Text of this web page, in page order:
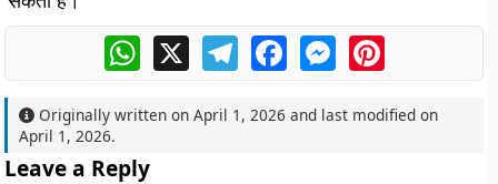
WhatsApp
X TelegramFacebookMessengerPinterest
Originally written onApril 1, 2026 and last modified on
April 1, 2026.
Leave a Reply